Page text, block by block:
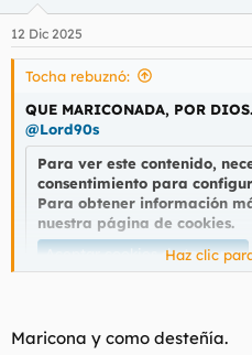
e
s
12 Dic 2025
Tocha rebuznó:
QUE MARICONADA, POR DIOS.
@Lord90s
Para ver este contenido,
consentimiento para
Para obtener información
nuestra página de cookies.
Aceptar cookies de terceros
Haz clic
Maricona y como desteñía.